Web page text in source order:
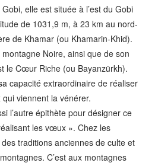
elle est située à l’est du Gobi
de 1031,9 m, à 23 km au nord-
de Khamar (ou Khamarin-Khid).
Noire, ainsi que de son
le Cœur Riche (ou Bayanzürkh).
capacité extraordinaire de réaliser
viennent la vénérer.
l’autre épithète pour désigner ce
les vœux ». Chez les
traditions anciennes de culte et
C’est aux montagnes